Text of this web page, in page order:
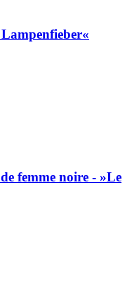
femme noire - »Le